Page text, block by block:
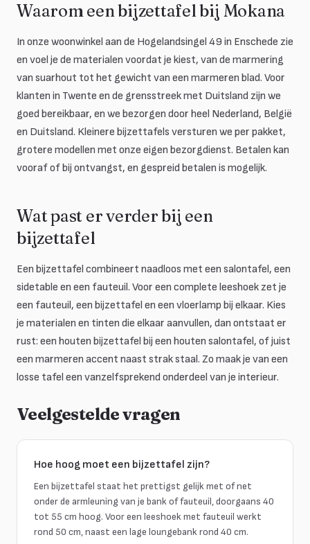
Waarom een bijzettafel bij Mokana
In onze woonwinkel aan de Hogelandsingel 49 in Enschede zie
en voel je de materialen voordat je kiest, van de marmering
van suarhout tot het gewicht van een marmeren blad. Voor
klanten in Twente en de grensstreek met Duitsland zijn we
goed bereikbaar, en we bezorgen door heel Nederland, België
en Duitsland. Kleinere bijzettafels versturen we per pakket,
grotere modellen met onze eigen bezorgdienst. Betalen kan
vooraf of bij ontvangst, en gespreid betalen is mogelijk.
Wat past er verder bij een
bijzettafel
Een bijzettafel combineert naadloos met een salontafel, een
sidetable en een fauteuil. Voor een complete leeshoek zet je
een fauteuil, een bijzettafel en een vloerlamp bij elkaar. Kies
je materialen en tinten die elkaar aanvullen, dan ontstaat er
rust: een houten bijzettafel bij een houten salontafel, of juist
een marmeren accent naast strak staal. Zo maak je van een
losse tafel een vanzelfsprekend onderdeel van je interieur.
Veelgestelde vragen
Hoe hoog moet een bijzettafel zijn?
Een bijzettafel staat het prettigst gelijk met of net
onder de armleuning van je bank of fauteuil, doorgaans 40
tot 55 cm hoog. Voor een leeshoek met fauteuil werkt
rond 50 cm, naast een lage loungebank rond 40 cm.